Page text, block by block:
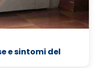
e sintomi del